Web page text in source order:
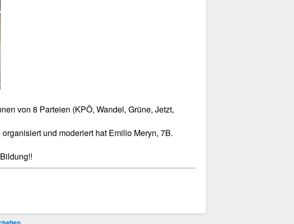
von 8 Parteien (KPÖ, Wandel, Grüne, Jetzt,
und moderiert hat Emilio Meryn, 7B.